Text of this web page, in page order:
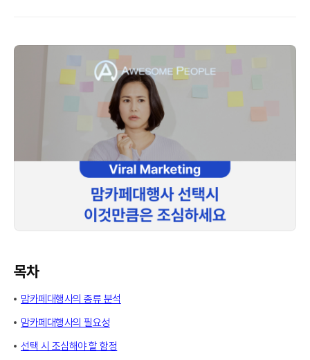
목차
맘카페대행사의 종류 분석
맘카페대행사의 필요성
선택 시 조심해야 할 함정